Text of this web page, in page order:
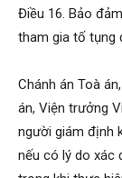
Điều 16. Bảo
tham gia tố tụng
Chánh án Toà
án, Viện trưởng
người giám định
nếu có lý do xác